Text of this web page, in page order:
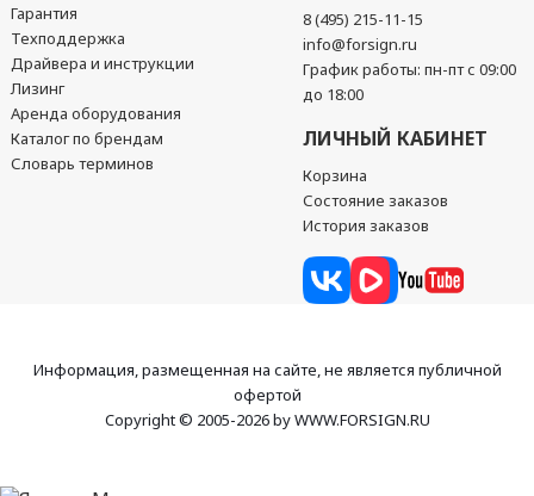
Гарантия
Техподдержка
Драйвера и инструкции
Лизинг
Аренда оборудования
Каталог по брендам
Словарь терминов
8 (495) 215-11-15
info@forsign.ru
График работы: пн-пт с 09:00
до 18:00
ЛИЧНЫЙ КАБИНЕТ
Корзина
Состояние заказов
История заказов
Информация, размещенная на сайте, не является публичной
офертой
Copyright © 2005-2026 by WWW.FORSIGN.RU